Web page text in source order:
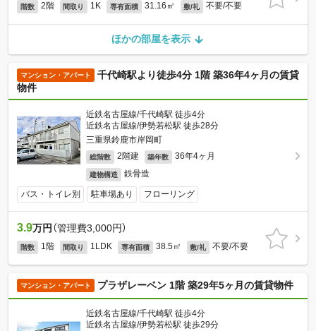
階数 2階 間取り 1K 専有面積 31.16㎡ 敷/礼 不要/不要
ほかの部屋を表示
マンション・アパート
千代崎駅より徒歩4分 1階 築36年4ヶ月の賃貸
物件
近鉄名古屋線/千代崎駅 徒歩4分
近鉄名古屋線/伊勢若松駅 徒歩28分
三重県鈴鹿市岸岡町
総階数 2階建 築年数 36年4ヶ月
建物構造 鉄骨造
バス・トイレ別 駐車場あり フローリング
3.9万円 （管理費3,000円）
階数 1階 間取り 1LDK 専有面積 38.5㎡ 敷/礼 不要/不要
マンション・アパート プラザレーベン 1階 築29年5ヶ月の賃貸物件
近鉄名古屋線/千代崎駅 徒歩4分
近鉄名古屋線/伊勢若松駅 徒歩29分